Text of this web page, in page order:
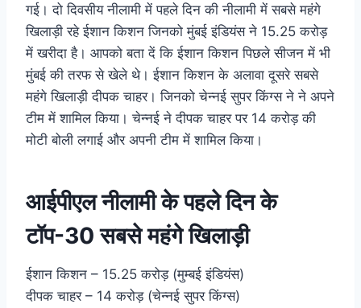
गई। दो दिवसीय नीलामी में पहले दिन की नीलामी में सबसे महंगे
खिलाड़ी रहे ईशान किशन जिनको मुंबई इंडियंस ने 15.25 करोड़
में खरीदा है। आपको बता दें कि ईशान किशन पिछले सीजन में भी
मुंबई की तरफ से खेले थे। ईशान किशन के अलावा दूसरे सबसे
महंगे खिलाड़ी दीपक चाहर। जिनको चेन्नई सुपर किंग्स ने ने अपने
टीम में शामिल किया। चेन्नई ने दीपक चाहर पर 14 करोड़ की
मोटी बोली लगाई और अपनी टीम में शामिल किया।
आईपीएल नीलामी के पहले दिन के
टॉप-30 सबसे महंगे खिलाड़ी
ईशान किशन – 15.25 करोड़ (मुम्बई इंडियंस)
दीपक चाहर – 14 करोड़ (चेन्नई सुपर किंग्स)